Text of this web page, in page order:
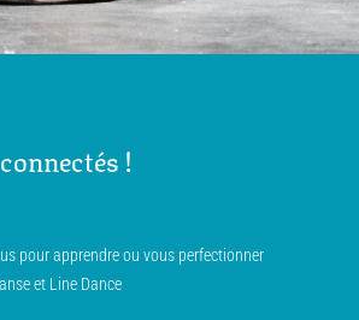
!
pour apprendre ou vous perfectionner
et Line Dance